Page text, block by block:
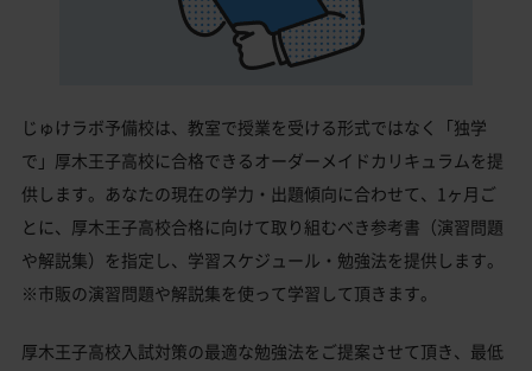
じゅけラボ予備校は、教室で授業を受ける形式ではなく「独学
で」厚木王子高校に合格できるオーダーメイドカリキュラムを提
供します。あなたの現在の学力・出題傾向に合わせて、1ヶ月ご
とに、厚木王子高校合格に向けて取り組むべき参考書（演習問題
や解説集）を指定し、学習スケジュール・勉強法を提供します。
※市販の演習問題や解説集を使って学習して頂きます。
厚木王子高校入試対策の最適な勉強法をご提案させて頂き、最低